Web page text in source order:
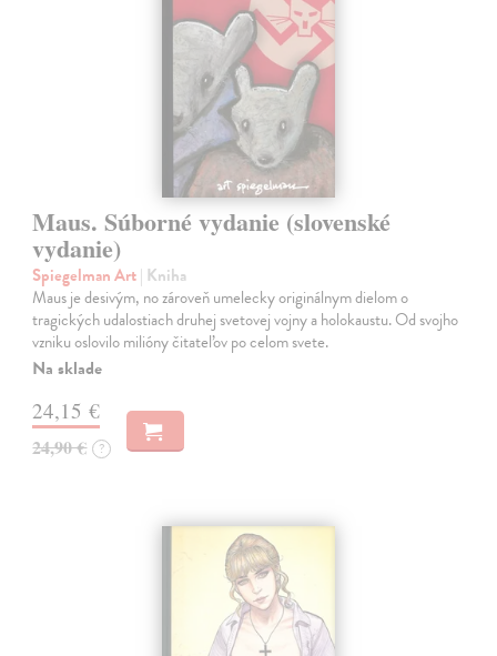
Maus. Súborné vydanie (slovenské
vydanie)
Spiegelman Art| Kniha
Maus je desivým, no zároveň umelecky originálnym dielom o
tragických udalostiach druhej svetovej vojny a holokaustu. Od svojho
vzniku oslovilo milióny čitateľov po celom svete.
Na sklade
24,15 €
24,90 € ?